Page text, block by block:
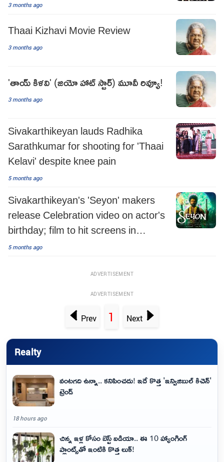
3 months ago
Thaai Kizhavi Movie Review
3 months ago
'తాయ్ కిళవి' (జియో హాట్ స్టార్) మూవీ రివ్యూ!
3 months ago
Sivakarthikeyan lauds Radhika
Sarathkumar for shooting for 'Thaai
Kelavi' despite knee pain
5 months ago
Sivakarthikeyan's 'Seyon' makers
release Celebration video on actor's
birthday; film to hit screens in
October this year
5 months ago
ADVERTISEMENT
ADVERTISEMENT
Prev 1 Next
Realty
వంటగది ఉన్నా.. కనిపించదు! ఇదే కొత్త 'ఇన్విజిబుల్ కిచెన్'
ట్రెండ్
18 hours ago
చిన్న ఇళ్ల కోసం బెస్ట్ ఐడియా.. ఈ 10 హ్యాంగింగ్
ప్లాంట్స్‌తో ఇంటికి కొత్త లుక్!